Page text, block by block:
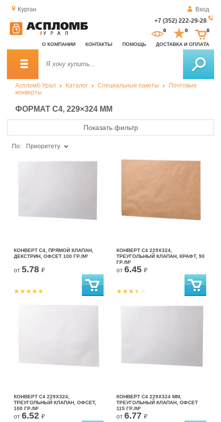
Курган
Вход
+7 (352) 222-29-28
О КОМПАНИИ КОНТАКТЫ ПОМОЩЬ ДОСТАВКА И ОПЛАТА
0 0 0
Аспломб-Урал Каталог Специальные пакеты
Почтовые
конверты
ФОРМАТ C4, 229×324 ММ
Показать фильтр
По: Приоритету
КОНВЕРТ С4, ПРЯМОЙ КЛАПАН,
ДЕКСТРИН, ОФСЕТ 100 ГР./М²
от 5.78 ₽
КОНВЕРТ С4 229Х324,
ТРЕУГОЛЬНЫЙ КЛАПАН, КРАФТ, 90
ГР./М²
от 6.45 ₽
КОНВЕРТ С4 229Х324,
ТРЕУГОЛЬНЫЙ КЛАПАН, ОФСЕТ,
100 ГР./М²
от 6.52 ₽
КОНВЕРТ С4 229Х324 ММ,
ТРЕУГОЛЬНЫЙ КЛАПАН, ОФСЕТ
115 ГР./М²
от 6.77 ₽